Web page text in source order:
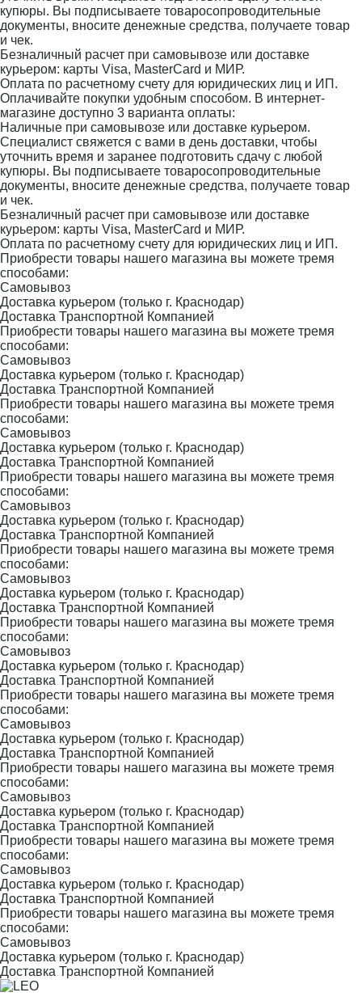
купюры. Вы подписываете товаросопроводительные
документы, вносите денежные средства, получаете товар
и чек.
Безналичный расчет при самовывозе или доставке
курьером: карты Visa, MasterCard и МИР.
Оплата по расчетному счету для юридических лиц и ИП.
Оплачивайте покупки удобным способом. В интернет-
магазине доступно 3 варианта оплаты:
Наличные при самовывозе или доставке курьером.
Специалист свяжется с вами в день доставки, чтобы
уточнить время и заранее подготовить сдачу с любой
купюры. Вы подписываете товаросопроводительные
документы, вносите денежные средства, получаете товар
и чек.
Безналичный расчет при самовывозе или доставке
курьером: карты Visa, MasterCard и МИР.
Оплата по расчетному счету для юридических лиц и ИП.
Приобрести товары нашего магазина вы можете тремя
способами:
Самовывоз
Доставка курьером (только г. Краснодар)
Доставка Транспортной Компанией
Приобрести товары нашего магазина вы можете тремя
способами:
Самовывоз
Доставка курьером (только г. Краснодар)
Доставка Транспортной Компанией
Приобрести товары нашего магазина вы можете тремя
способами:
Самовывоз
Доставка курьером (только г. Краснодар)
Доставка Транспортной Компанией
Приобрести товары нашего магазина вы можете тремя
способами:
Самовывоз
Доставка курьером (только г. Краснодар)
Доставка Транспортной Компанией
Приобрести товары нашего магазина вы можете тремя
способами:
Самовывоз
Доставка курьером (только г. Краснодар)
Доставка Транспортной Компанией
Приобрести товары нашего магазина вы можете тремя
способами:
Самовывоз
Доставка курьером (только г. Краснодар)
Доставка Транспортной Компанией
Приобрести товары нашего магазина вы можете тремя
способами:
Самовывоз
Доставка курьером (только г. Краснодар)
Доставка Транспортной Компанией
Приобрести товары нашего магазина вы можете тремя
способами:
Самовывоз
Доставка курьером (только г. Краснодар)
Доставка Транспортной Компанией
Приобрести товары нашего магазина вы можете тремя
способами:
Самовывоз
Доставка курьером (только г. Краснодар)
Доставка Транспортной Компанией
Приобрести товары нашего магазина вы можете тремя
способами:
Самовывоз
Доставка курьером (только г. Краснодар)
Доставка Транспортной Компанией